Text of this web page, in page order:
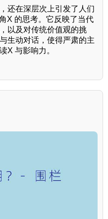
还在深层次上引发了人们
X 的思考。它反映了当代
以及对传统价值观的挑
生动对话，使得严肃的主
X 与影响力。